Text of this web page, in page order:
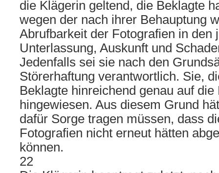
die Klägerin geltend, die Beklagte
wegen der nach ihrer Behauptung
Abrufbarkeit der Fotografien in den
Unterlassung, Auskunft und
Jedenfalls sei sie nach den
Störerhaftung verantwortlich. Sie,
Beklagte hinreichend genau auf
hingewiesen. Aus diesem Grund
dafür Sorge tragen müssen, dass
Fotografien nicht erneut hätten
können.
22